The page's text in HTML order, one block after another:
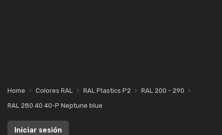
Home Colores RAL RAL Plastics P2
RAL 200 - 290
RAL 280 40 40-P Neptune blue
Iniciar sesión